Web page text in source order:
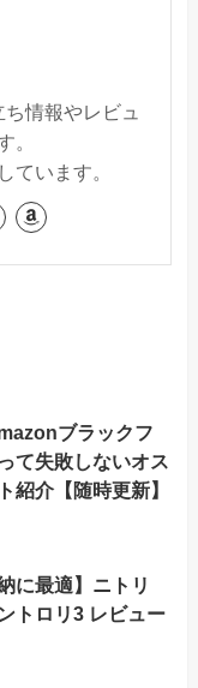
情報やレビュ
。
ています。
ブラックフ
て失敗しないオス
紹介【随時更新】
に最適】ニトリ
トロリ3 レビュー